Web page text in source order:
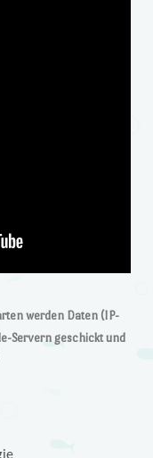
werden Daten (IP-
Servern geschickt und